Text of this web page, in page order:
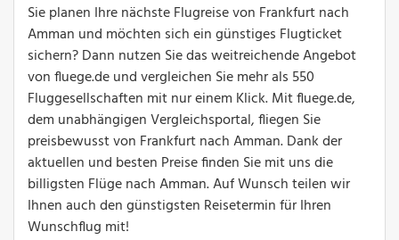
Sie planen Ihre nächste Flugreise von Frankfurt nach
Amman und möchten sich ein günstiges Flugticket
sichern? Dann nutzen Sie das weitreichende Angebot
von fluege.de und vergleichen Sie mehr als 550
Fluggesellschaften mit nur einem Klick. Mit fluege.de,
dem unabhängigen Vergleichsportal, fliegen Sie
preisbewusst von Frankfurt nach Amman. Dank der
aktuellen und besten Preise finden Sie mit uns die
billigsten Flüge nach Amman. Auf Wunsch teilen wir
Ihnen auch den günstigsten Reisetermin für Ihren
Wunschflug mit!